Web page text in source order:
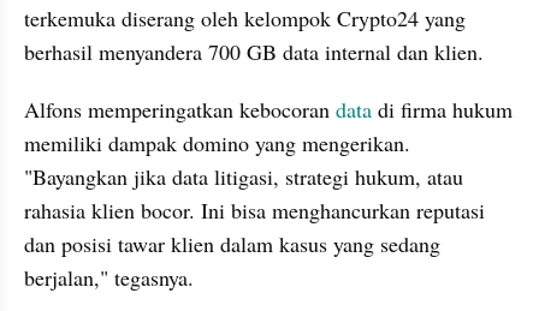
terkemuka diserang oleh kelompok Crypto24 yang
berhasil menyandera 700 GB data internal dan klien.
Alfons memperingatkan kebocoran data di firma hukum
memiliki dampak domino yang mengerikan.
"Bayangkan jika data litigasi, strategi hukum, atau
rahasia klien bocor. Ini bisa menghancurkan reputasi
dan posisi tawar klien dalam kasus yang sedang
berjalan," tegasnya.